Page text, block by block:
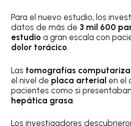
Para el nuevo estudio, los
datos de más de 3 mil 600
estudio a gran escala con
dolor torácico.
Las tomografías
el nivel de placa arterial en el
pacientes como si presentaban
hepática grasa.
Los investigadores